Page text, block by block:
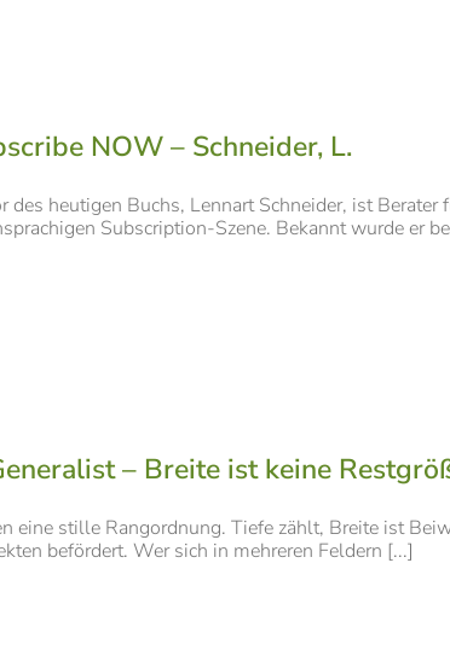
NOW – Schneider, L.
des heutigen Buchs, Lennart Schneider, ist
Subscription-Szene. Bekannt wurde er
– Breite ist keine
eine stille Rangordnung. Tiefe zählt, Breite ist
befördert. Wer sich in mehreren Feldern [...]